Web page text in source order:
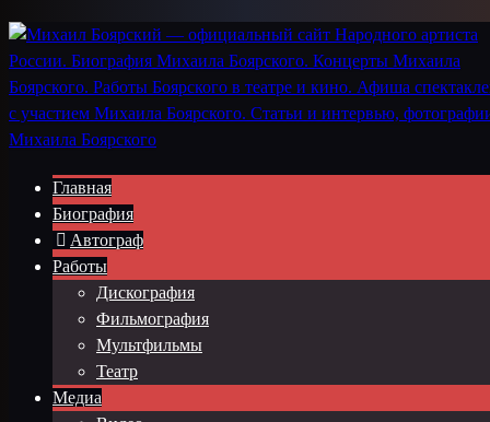
Главная
Биография
Автограф
Работы
Дискография
Фильмография
Мультфильмы
Театр
Медиа